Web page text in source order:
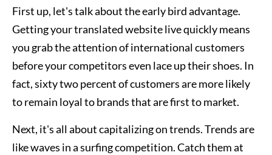
First up, let's talk about the early bird advantage.
Getting your translated website live quickly means
you grab the attention of international customers
before your competitors even lace up their shoes. In
fact, sixty two percent of customers are more likely
to remain loyal to brands that are first to market.
Next, it's all about capitalizing on trends. Trends are
like waves in a surfing competition. Catch them at